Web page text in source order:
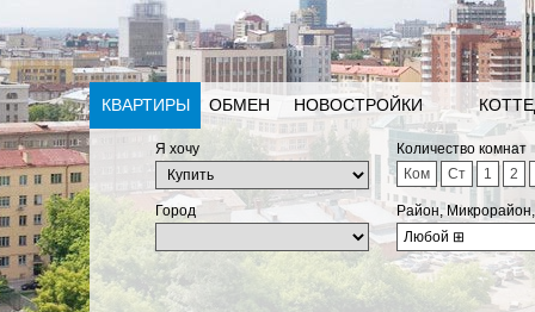
КВАРТИРЫ ОБМЕН НОВОСТРОЙКИ
Я хочу
Количество комнат
Ком
Ст 1 2
Город
Район,
Любой ⊞